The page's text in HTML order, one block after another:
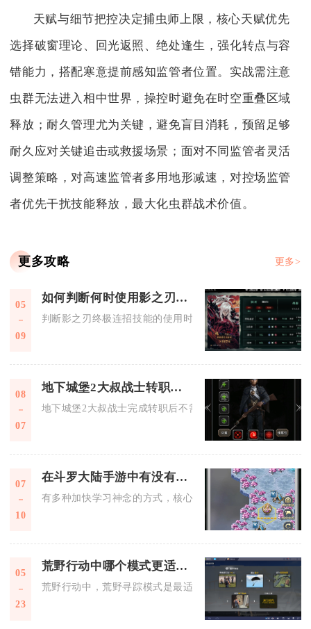
天赋与细节把控决定捕虫师上限，核心天赋优先
选择破窗理论、回光返照、绝处逢生，强化转点与容
错能力，搭配寒意提前感知监管者位置。实战需注意
虫群无法进入相中世界，操控时避免在时空重叠区域
释放；耐久管理尤为关键，避免盲目消耗，预留足够
耐久应对关键追击或救援场景；面对不同监管者灵活
调整策略，对高速监管者多用地形减速，对控场监管
者优先干扰技能释放，最大化虫群战术价值。
更多攻略 更多>
05
09
如何判断何时使用影之刃终极连招技能
判断影之刃终极连招技能的使用时机，核心在于把控杀意值
08
07
地下城堡2大叔战士转职后是否需要重新加点
地下城堡2大叔战士完成转职后不需要主动重置加点，但转
07
10
在斗罗大陆手游中有没有加快学习神念的方式
有多种加快学习神念的方式，核心途径包括获取神念丹、完
05
23
荒野行动中哪个模式更适合喜欢探险的玩家
荒野行动中，荒野寻踪模式是最适合喜欢探险玩家的玩法，